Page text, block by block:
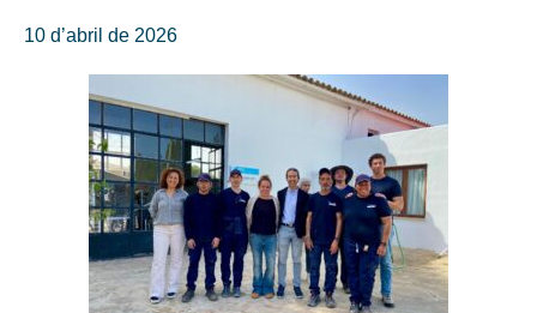
10 d’abril de 2026